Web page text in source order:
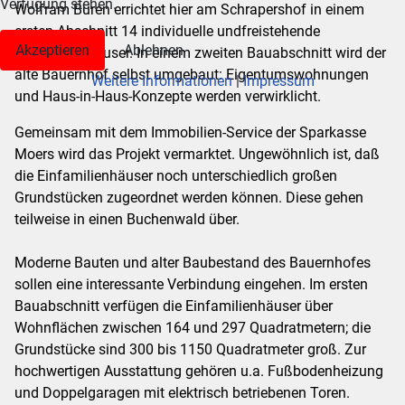
Wolfram Büren errichtet hier am Schrapershof in einem
ersten Abschnitt 14 individuelle undfreistehende
Einfamilienhäuser. In einem zweiten Bauabschnitt wird der
alte Bauernhof selbst umgebaut: Eigentumswohnungen
und Haus-in-Haus-Konzepte werden verwirklicht.
Gemeinsam mit dem Immobilien-Service der Sparkasse
Moers wird das Projekt vermarktet. Ungewöhnlich ist, daß
die Einfamilienhäuser noch unterschiedlich großen
Grundstücken zugeordnet werden können. Diese gehen
teilweise in einen Buchenwald über.
Moderne Bauten und alter Baubestand des Bauernhofes
sollen eine interessante Verbindung eingehen. Im ersten
Bauabschnitt verfügen die Einfamilienhäuser über
Wohnflächen zwischen 164 und 297 Quadratmetern; die
Grundstücke sind 300 bis 1150 Quadratmeter groß. Zur
hochwertigen Ausstattung gehören u.a. Fußbodenheizung
und Doppelgaragen mit elektrisch betriebenen Toren.
Verfügung stehen.
Akzeptieren
Ablehnen
Weitere Informationen|Impressum